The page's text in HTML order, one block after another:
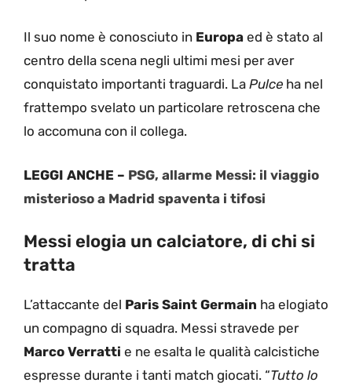
Il suo nome è conosciuto in Europa ed è stato al
centro della scena negli ultimi mesi per aver
conquistato importanti traguardi. La Pulce ha nel
frattempo svelato un particolare retroscena che
lo accomuna con il collega.
LEGGI ANCHE – PSG, allarme Messi: il viaggio
misterioso a Madrid spaventa i tifosi
Messi elogia un calciatore, di chi si
tratta
L’attaccante del Paris Saint Germain ha elogiato
un compagno di squadra. Messi stravede per
Marco Verratti e ne esalta le qualità calcistiche
espresse durante i tanti match giocati. “Tutto lo